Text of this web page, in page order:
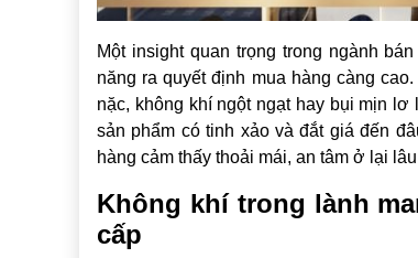
Một insight quan trọng trong ngành
năng ra quyết định mua hàng càng
nặc, không khí ngột ngạt hay bụi mịn
sản phẩm có tinh xảo và đắt giá đến
hàng cảm thấy thoải mái, an tâm ở lại
Không khí trong lành
cấp